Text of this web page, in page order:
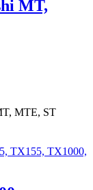
MT,
MTE, ST